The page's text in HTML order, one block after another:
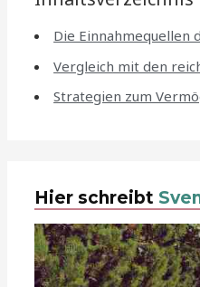
Die Einnahmequellen
Vergleich mit den
Strategien zum
Hier schreibt